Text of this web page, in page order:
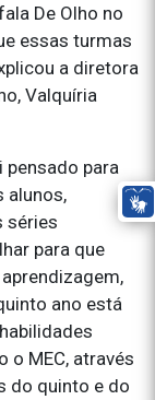
De Olho no
essas turmas
a diretora
Valquíria
para
alunos,
séries
para que
ano está
o MEC, através
do quinto e do